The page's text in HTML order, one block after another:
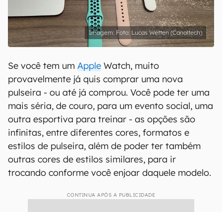
Foto: Lucas Wetten (Canaltech)
Se você tem um Apple Watch, muito
provavelmente já quis comprar uma nova
pulseira - ou até já comprou. Você pode ter uma
mais séria, de couro, para um evento social, uma
outra esportiva para treinar - as opções são
infinitas, entre diferentes cores, formatos e
estilos de pulseira, além de poder ter também
outras cores de estilos similares, para ir
trocando conforme você enjoar daquele modelo.
CONTINUA APÓS A PUBLICIDADE